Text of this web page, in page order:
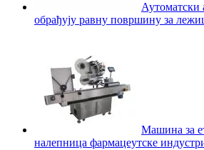
Аутоматски
обрађују равну површину за
Машина за
налепница фармацеутске